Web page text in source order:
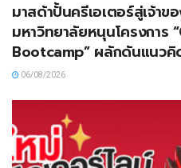
มาสด้าปั้นครีเอเตอร์สู่เจ้า
มหาวิทยาลัยหนุนโครงการ
Bootcamp” ผลักดันแนว
06/08/2026